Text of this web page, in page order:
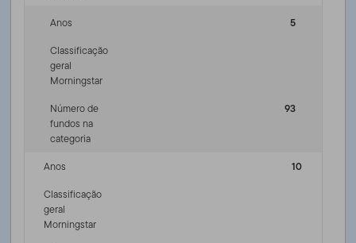
Anos
5
Classificação
geral
Morningstar
Número de
fundos na
categoria
93
Anos
10
Classificação
geral
Morningstar